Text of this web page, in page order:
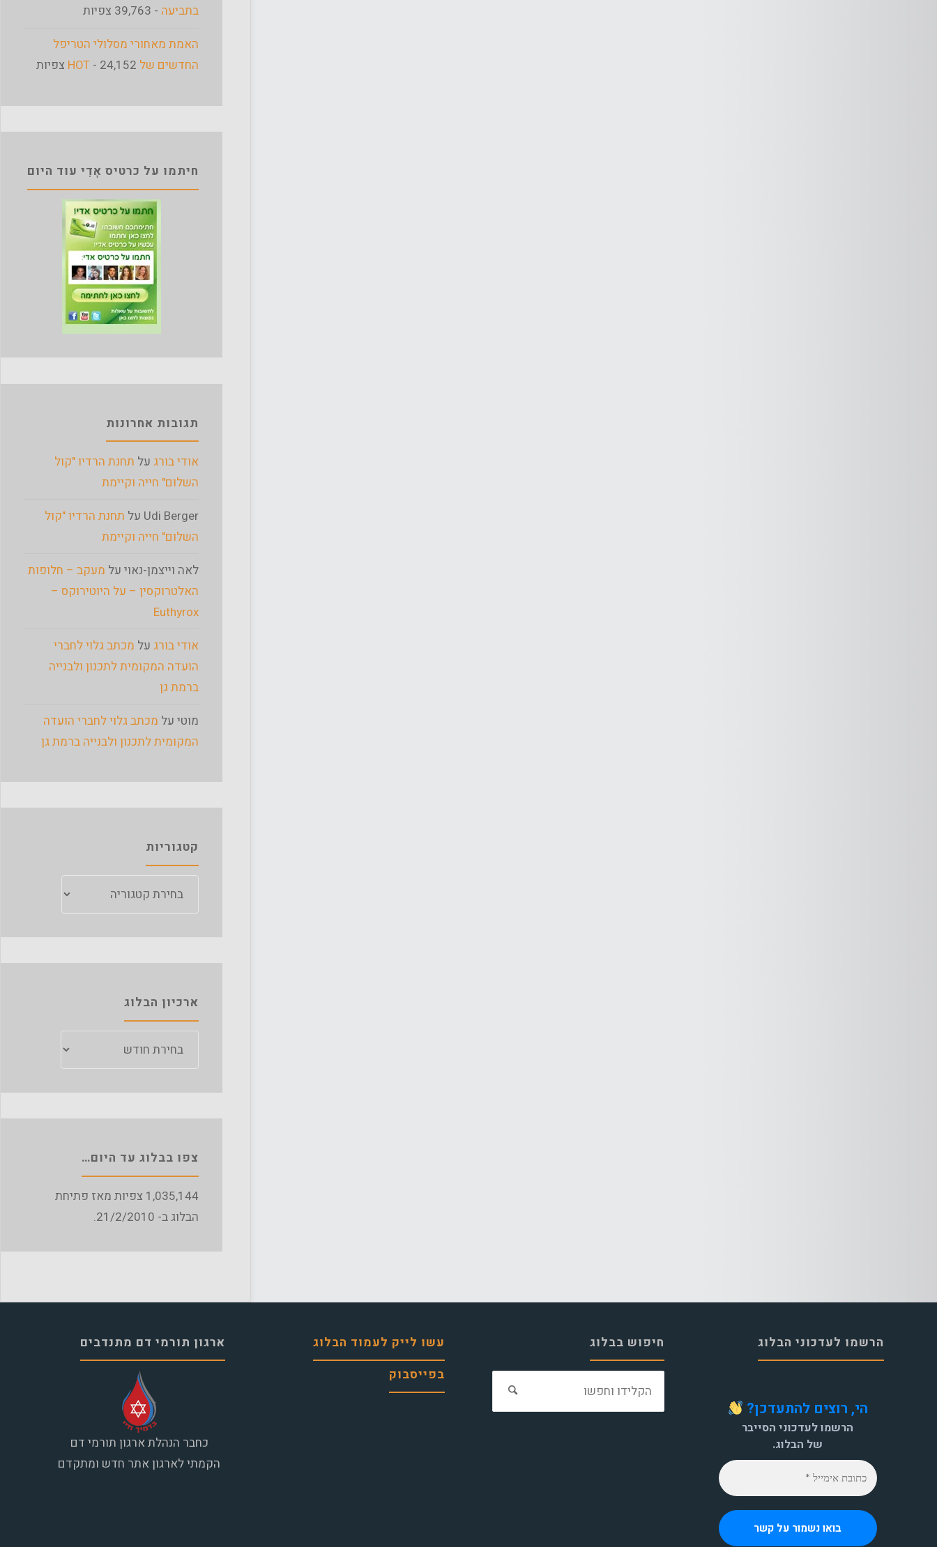
בתביעה - 39,763 צפיות
האמת מאחורי מסלולי הטריפל
החדשים של HOT - 24,152 צפיות
חיתמו על כרטיס אָדִי עוד היום
תגובות אחרונות
אודי בורג על תחנת הרדיו "קול
השלום" חייה וקיימת
Udi Berger על תחנת הרדיו "קול
השלום" חייה וקיימת
לאה וייצמן-נאוי על מעקב – חלופות
האלטרוקסין – על היוטירוקס –
Euthyrox
אודי בורג על מכתב גלוי לחברי
הועדה המקומית לתכנון ולבנייה
ברמת גן
מוטי על מכתב גלוי לחברי הועדה
המקומית לתכנון ולבנייה ברמת גן
קטגוריות
ארכיון הבלוג
צפו בבלוג עד היום…
1,035,144 צפיות מאז פתיחת
הבלוג ב- 21/2/2010.
הרשמו לעדכוני הבלוג
הי, רוצים להתעדכן?
הרשמו לעדכוני הסייבר
של הבלוג.
חיפוש בבלוג
עשו לייק לעמוד הבלוג
בפייסבוק
ארגון תורמי דם מתנדבים
כחבר הנהלת ארגון תורמי דם
הקמתי לארגון אתר חדש ומתקדם